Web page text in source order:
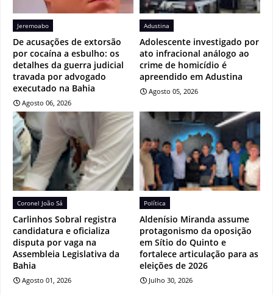
Jeremoabo
De acusações de extorsão
por cocaína a esbulho: os
detalhes da guerra judicial
travada por advogado
executado na Bahia
Agosto 06, 2026
Adustina
Adolescente investigado por
ato infracional análogo ao
crime de homicídio é
apreendido em Adustina
Agosto 05, 2026
Coronel João Sá
Carlinhos Sobral registra
candidatura e oficializa
disputa por vaga na
Assembleia Legislativa da
Bahia
Agosto 01, 2026
Política
Aldenísio Miranda assume
protagonismo da oposição
em Sítio do Quinto e
fortalece articulação para as
eleições de 2026
Julho 30, 2026